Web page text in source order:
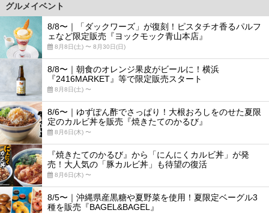
グルメイベント
8/8〜｜「ダックワーズ」が復刻！ピスタチオ香るパルフ
ェなど限定販売『ヨックモック青山本店』
8月8日(土) 〜 8月30日(日)
8/8〜｜朝食のオレンジ果皮がビールに！横浜
『2416MARKET』等で限定販売スタート
8月8日(土) 〜
8/6〜｜ゆずぽん酢でさっぱり！大根おろしをのせた夏限
定のカルビ丼を販売『焼きたてのかるび』
8月6日(木) 〜
『焼きたてのかるび』から「にんにくカルビ丼」が発
売！大人気の「豚カルビ丼」も待望の復活
8月6日(木) 〜
8/5〜｜沖縄県産黒糖や夏野菜を使用！夏限定ベーグル3
種を販売『BAGEL&BAGEL』